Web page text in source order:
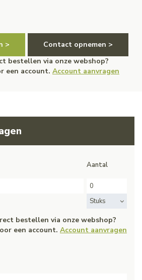
>
Contact opnemen >
bestellen via onze webshop?
een account. Account aanvragen
Aantal
Stuks
bestellen via onze webshop?
een account. Account aanvragen